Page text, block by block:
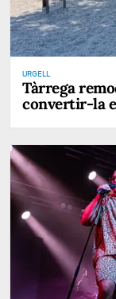
URGELL
Tàrrega
convertir-la